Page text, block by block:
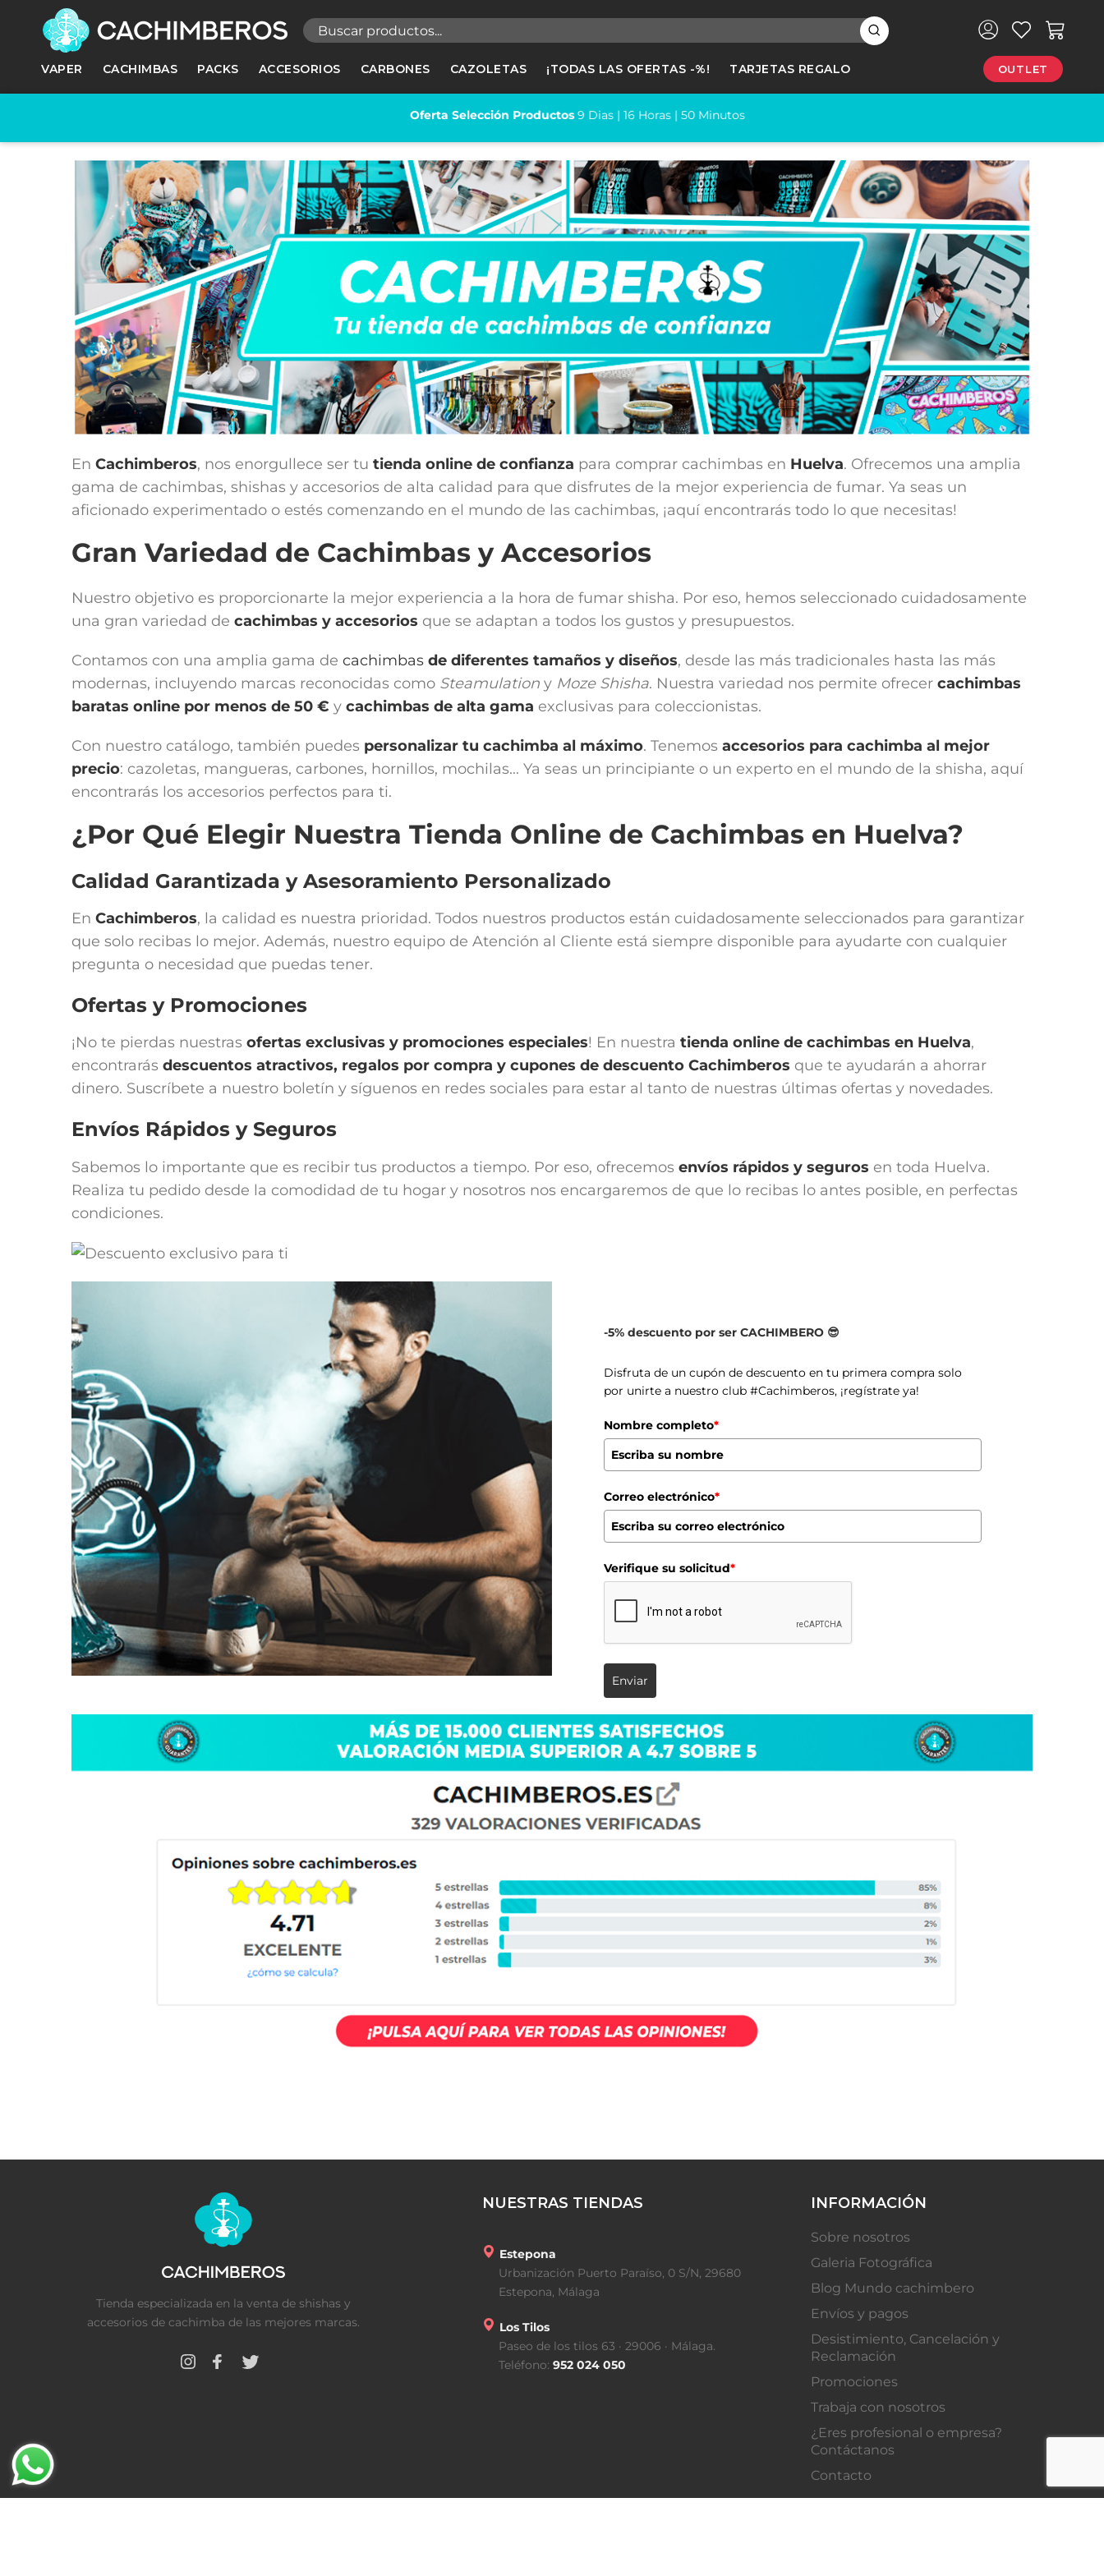
VAPER CACHIMBAS PACKS ACCESORIOS CARBONES CAZOLETAS ¡TODAS LAS OFERTAS -%! TARJETAS REGALO OUTLET
Oferta Selección Productos 9Dias |16Horas |50Minutos
En Cachimberos, nos enorgullece ser tu tienda online de confianza para comprar cachimbas en Huelva. Ofrecemos una amplia
gama de cachimbas, shishas y accesorios de alta calidad para que disfrutes de la mejor experiencia de fumar. Ya seas un
aficionado experimentado o estés comenzando en el mundo de las cachimbas, ¡aquí encontrarás todo lo que necesitas!
Gran Variedad de Cachimbas y Accesorios
Nuestro objetivo es proporcionarte la mejor experiencia a la hora de fumar shisha. Por eso, hemos seleccionado cuidadosamente
una gran variedad de cachimbas y accesorios que se adaptan a todos los gustos y presupuestos.
Contamos con una amplia gama de cachimbas de diferentes tamaños y diseños, desde las más tradicionales hasta las más
modernas, incluyendo marcas reconocidas como Steamulation y Moze Shisha. Nuestra variedad nos permite ofrecer cachimbas
baratas online por menos de 50 € y cachimbas de alta gama exclusivas para coleccionistas.
Con nuestro catálogo, también puedes personalizar tu cachimba al máximo. Tenemos accesorios para cachimba al mejor
precio: cazoletas, mangueras, carbones, hornillos, mochilas... Ya seas un principiante o un experto en el mundo de la shisha, aquí
encontrarás los accesorios perfectos para ti.
¿Por Qué Elegir Nuestra Tienda Online de Cachimbas en Huelva?
Calidad Garantizada y Asesoramiento Personalizado
En Cachimberos, la calidad es nuestra prioridad. Todos nuestros productos están cuidadosamente seleccionados para garantizar
que solo recibas lo mejor. Además, nuestro equipo de Atención al Cliente está siempre disponible para ayudarte con cualquier
pregunta o necesidad que puedas tener.
Ofertas y Promociones
¡No te pierdas nuestras ofertas exclusivas y promociones especiales! En nuestra tienda online de cachimbas en Huelva,
encontrarás descuentos atractivos, regalos por compra y cupones de descuento Cachimberos que te ayudarán a ahorrar
dinero. Suscríbete a nuestro boletín y síguenos en redes sociales para estar al tanto de nuestras últimas ofertas y novedades.
Envíos Rápidos y Seguros
Sabemos lo importante que es recibir tus productos a tiempo. Por eso, ofrecemos envíos rápidos y seguros en toda Huelva.
Realiza tu pedido desde la comodidad de tu hogar y nosotros nos encargaremos de que lo recibas lo antes posible, en perfectas
condiciones.
-5% descuento por ser CACHIMBERO 😎
Disfruta de un cupón de descuento en tu primera compra solo
por unirte a nuestro club #Cachimberos, ¡regístrate ya!
Nombre completo*
Correo electrónico*
Verifique su solicitud*
Enviar
Tienda especializada en la venta de shishas y
accesorios de cachimba de las mejores marcas.
NUESTRAS TIENDAS
Estepona
Urbanización Puerto Paraíso, 0 S/N, 29680
Estepona, Málaga
Los Tilos
Paseo de los tilos 63 · 29006 · Málaga.
Teléfono: 952 024 050
INFORMACIÓN
Sobre nosotros
Galeria Fotográfica
Blog Mundo cachimbero
Envíos y pagos
Desistimiento, Cancelación y
Reclamación
Promociones
Trabaja con nosotros
¿Eres profesional o empresa?
Contáctanos
Contacto
Registrarse ×
Necesitas hacer login para guardar productos en tu lista de deseos
Cancelar Registrarse